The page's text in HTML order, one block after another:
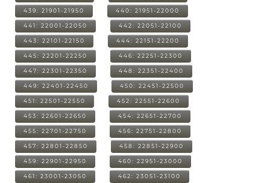
439: 21901-21950 440: 21951-22000
441: 22001-22050 442: 22051-22100
443: 22101-22150 444: 22151-22200
445: 22201-22250 446: 22251-22300
447: 22301-22350 448: 22351-22400
449: 22401-22450 450: 22451-22500
451: 22501-22550 452: 22551-22600
453: 22601-22650 454: 22651-22700
455: 22701-22750 456: 22751-22800
457: 22801-22850 458: 22851-22900
459: 22901-22950 460: 22951-23000
461: 23001-23050 462: 23051-23100